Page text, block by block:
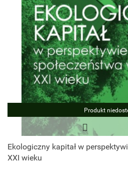
Produkt
Ekologiczny kapitał w
XXI wieku